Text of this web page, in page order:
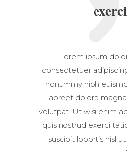
exerci
Lorem ipsum
consectetuer
nonummy nibh
laoreet dolore
volutpat. Ut wisi enim
quis nostrud exerci
suscipit lobortis nisl